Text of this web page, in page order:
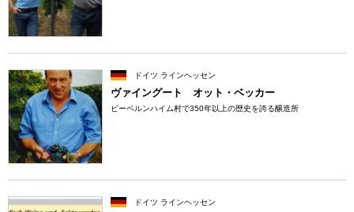
ドイツ ラインヘッセン
ヴァイングート オット・ベッカー
ビーベルンハイム村で350年以上の歴史を誇る醸造所
ドイツ ラインヘッセン